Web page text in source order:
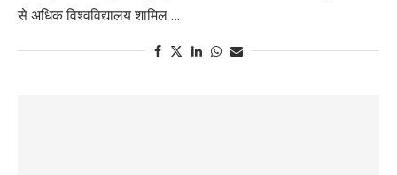
से अधिक विश्वविद्यालय शामिल …